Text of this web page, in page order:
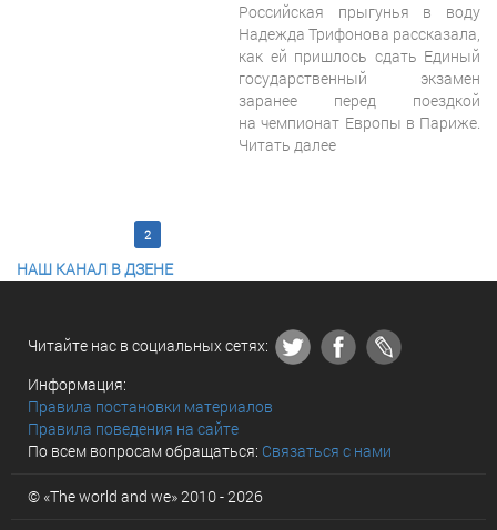
Российская прыгунья в воду
Надежда Трифонова рассказала,
как ей пришлось сдать Единый
государственный экзамен
заранее перед поездкой
на чемпионат Европы в Париже.
Читать далее
2
НАШ КАНАЛ В ДЗЕНЕ
Читайте нас в социальных сетях:
Информация:
Правила постановки материалов
Правила поведения на сайте
По всем вопросам обращаться: Связаться с нами
© «The world and we» 2010 - 2026